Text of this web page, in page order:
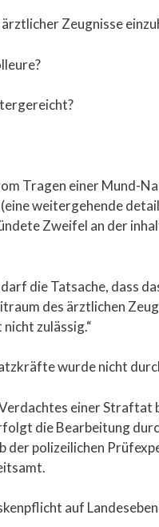
Zeugnisse
Tragen einer Mund-
weitergehende
Zweifel an der
die Tatsache,
des ärztlichen
zulässig.“
wurde nicht
einer
die Bearbeitung
polizeilichen
auf